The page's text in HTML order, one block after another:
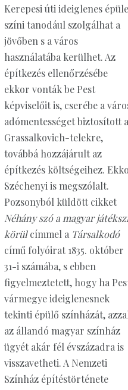
Kerepesi úti ideiglenes
színi tanodául szolgálhat a
jövőben s a város
használatába kerülhet. Az
építkezés ellenőrzésébe
ekkor vonták be Pest
képviselőit is, cserébe a
adómentességet biztosított a
Grassalkovich-telekre,
továbbá hozzájárult az
építkezés költségeihez.
Széchenyi is megszólalt.
Pozsonyból küldött cikket
Néhány szó a magyar
körülcímmel a Társalkodó
című folyóirat 1835. október
31-i számába, s ebben
figyelmeztetett, hogy ha
vármegye ideiglenesnek
tekinti épülő színházát,
az állandó magyar színház
ügyét akár fél évszázadra is
visszavetheti. A Nemzeti
Színház építéstörténete